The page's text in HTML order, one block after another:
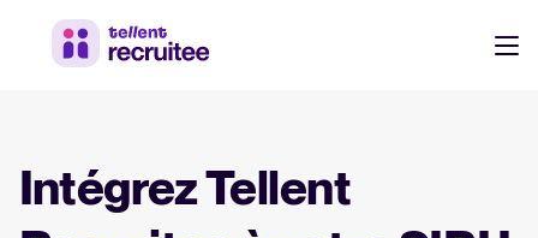
Produit
Recrutez plus rapidement, collaborez efficacement avec vos
équipes et prenez de meilleures décisions de recrutement.
Nos clients
Intégrez Tellent